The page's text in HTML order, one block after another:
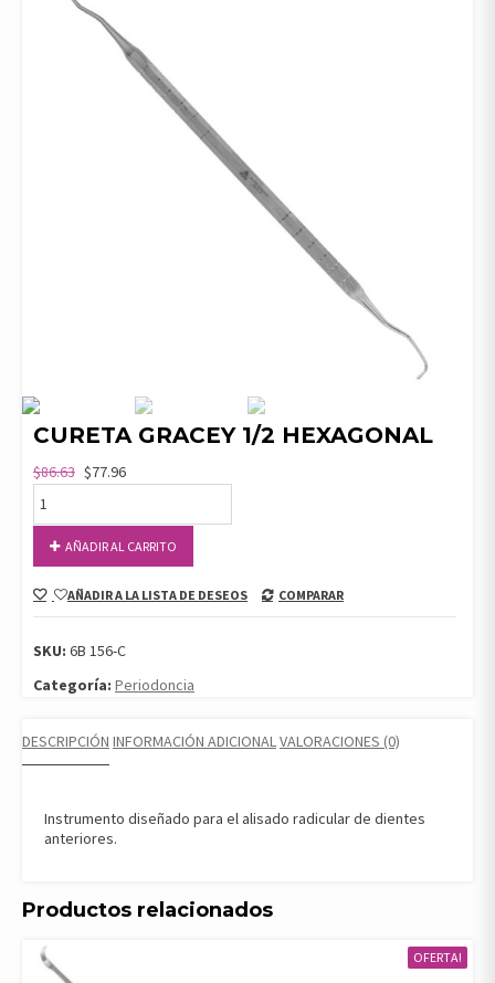
CURETA GRACEY 1/2 HEXAGONAL
$86.63 $77.96
1/2
HEXAGONAL
cantidad
AÑADIR AL CARRITO
AÑADIR A LA LISTA DE DESEOS COMPARAR
SKU: 6B 156-C
Categoría: Periodoncia
DESCRIPCIÓN INFORMACIÓN ADICIONALVALORACIONES (0)
Instrumento diseñado para el alisado radicular de dientes
anteriores.
Productos relacionados
OFERTA!